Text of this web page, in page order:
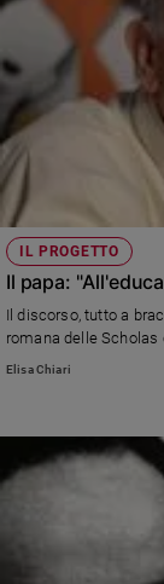
IL PROGETTO
Il papa:
Il discorso, tutto a
romana delle Scholas
Elisa Chiari